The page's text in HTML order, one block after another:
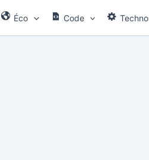
Éco Code Techno